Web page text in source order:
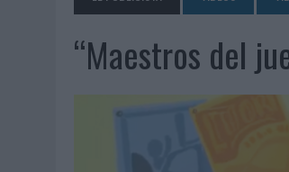
07/08/2026 | MG SPIRIT RELANZA SU
07/08/2026
|
PATRÓN CONVIERTE EL
07/08/2026
EL VERANO PONE A PRUEBA
VUELING CONVIERTE LOS
CUANDO SE APAGUE EL
06/08/2026
‘LA VUELTA’, DE FENOMENAL
“Maestros del